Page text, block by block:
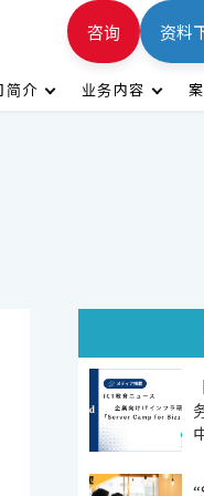
简介 业务内容
咨询 资料